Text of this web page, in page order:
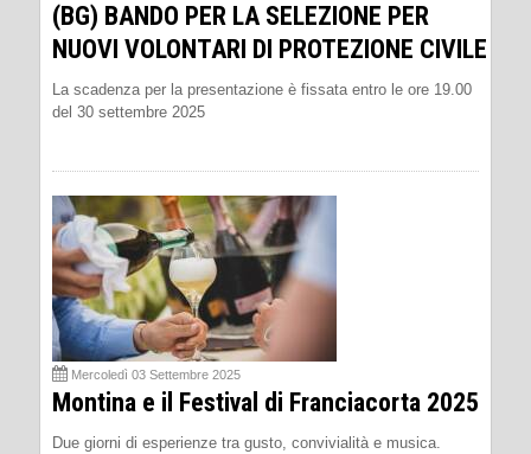
(BG) BANDO PER LA SELEZIONE PER
NUOVI VOLONTARI DI PROTEZIONE CIVILE
La scadenza per la presentazione è fissata entro le ore 19.00
del 30 settembre 2025
Mercoledì 03 Settembre 2025
Montina e il Festival di Franciacorta 2025
Due giorni di esperienze tra gusto, convivialità e musica.